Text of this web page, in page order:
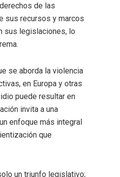
de las
sus recursos y marcos
sus legislaciones, lo
se aborda la violencia
en Europa y otras
puede resultar en
invita a una
enfoque más integral
que
un triunfo legislativo;